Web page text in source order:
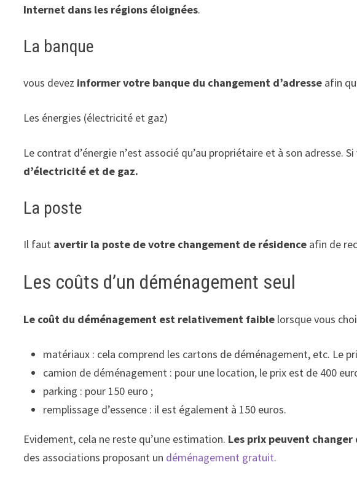
Internet dans les régions éloignées.
La banque
vous devez informer votre banque du changement d’adresse afin
Les énergies (électricité et gaz)
Le contrat d’énergie n’est associé qu’au propriétaire et à son adresse.
d’électricité et de gaz.
La poste
Il faut avertir la poste de votre changement de résidence afin de
Les coûts d’un déménagement seul
Le coût du déménagement est relativement faible lorsque vous
matériaux : cela comprend les cartons de déménagement, etc. Le
camion de déménagement : pour une location, le prix est de 400
parking : pour 150 euro ;
remplissage d’essence : il est également à 150 euros.
Evidement, cela ne reste qu’une estimation. Les prix peuvent
des associations proposant un déménagement gratuit.